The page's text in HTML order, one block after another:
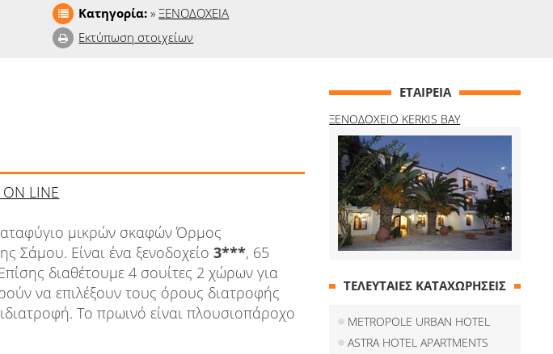
Κατηγορία:»ΞΕΝΟΔΟΧΕΙΑ
Εκτύπωση στοιχείων
LINE
μικρών σκαφών Όρμος
Σάμου. Είναι ένα ξενοδοχείο 3***, 65
διαθέτουμε 4 σουίτες 2 χώρων για
να επιλέξουν τους όρους διατροφής
Το πρωινό είναι πλουσιοπάροχο
ΕΤΑΙΡΕΙΑ
ΞΕΝΟΔΟΧΕΙΟ KERKIS BAY
ΤΕΛΕΥΤΑΙΕΣ ΚΑΤΑΧΩΡΗΣΕΙΣ
METROPOLE URBAN HOTEL
ASTRA HOTEL APARTMENTS